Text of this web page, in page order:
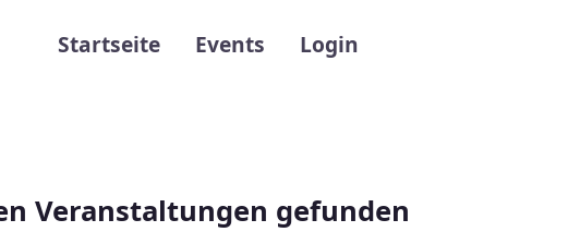
Main navigation
Startseite Events Login
Veranstaltungen gefunden